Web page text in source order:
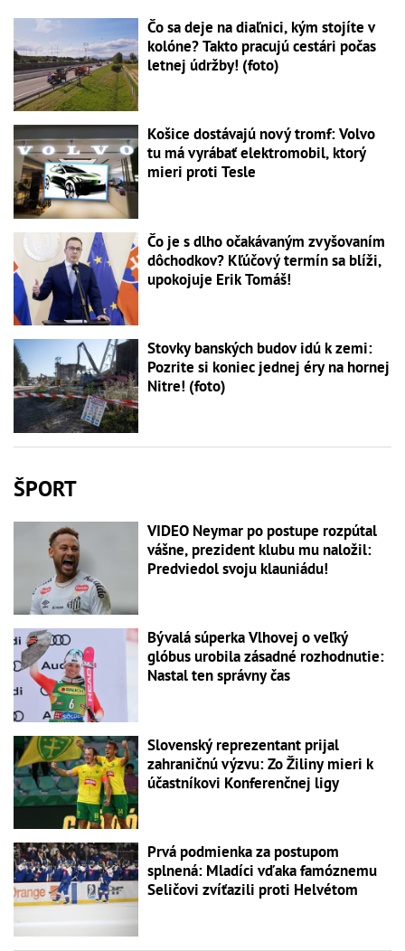
Čo sa deje na diaľnici, kým stojíte v
kolóne? Takto pracujú cestári počas
letnej údržby! (foto)
Košice dostávajú nový tromf: Volvo
tu má vyrábať elektromobil, ktorý
mieri proti Tesle
Čo je s dlho očakávaným zvyšovaním
dôchodkov? Kľúčový termín sa blíži,
upokojuje Erik Tomáš!
Stovky banských budov idú k zemi:
Pozrite si koniec jednej éry na hornej
Nitre! (foto)
ŠPORT
VIDEO Neymar po postupe rozpútal
vášne, prezident klubu mu naložil:
Predviedol svoju klauniádu!
Bývalá súperka Vlhovej o veľký
glóbus urobila zásadné rozhodnutie:
Nastal ten správny čas
Slovenský reprezentant prijal
zahraničnú výzvu: Zo Žiliny mieri k
účastníkovi Konferenčnej ligy
Prvá podmienka za postupom
splnená: Mladíci vďaka famóznemu
Seličovi zvíťazili proti Helvétom